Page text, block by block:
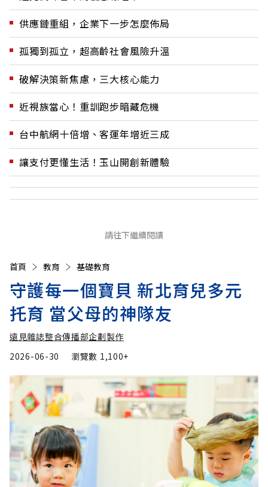
供應鏈重組，企業下一步怎麼佈局
孤獨到孤立，超高齡社會風險升溫
破解決策新焦慮，三大核心能力
近視族當心！重訓跑步暗藏危機
台中航網十倍增、客運年增近三成
讓支付更懂生活！玉山開創新體驗
請往下繼續閱讀
首頁 教育 基礎教育
守護每一個寶貝 新北育兒多元
托育 當父母的神隊友
遠見雜誌整合傳播部企劃製作
2026-06-30
瀏覽數 1,100+